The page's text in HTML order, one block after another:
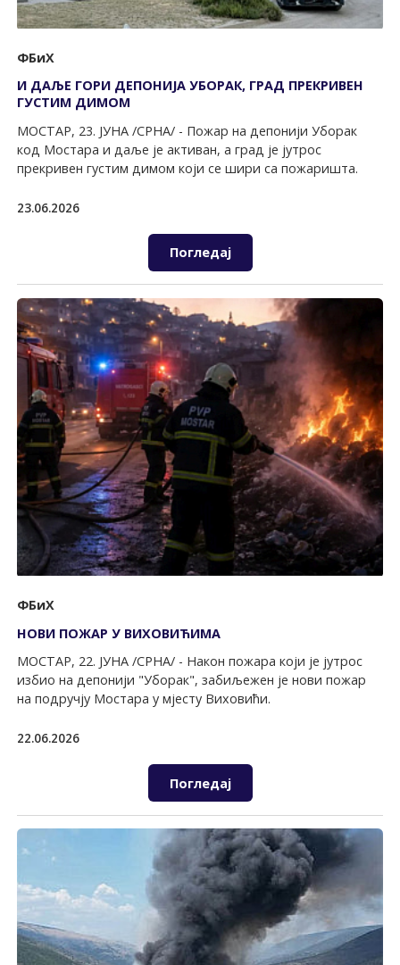
ФБиХ
И ДАЉЕ ГОРИ ДЕПОНИЈА УБОРАК, ГРАД ПРЕКРИВЕН
ГУСТИМ ДИМОМ
МОСТАР, 23. ЈУНА /СРНА/ - Пожар на депонији Уборак
код Мостара и даље је активан, а град је јутрос
прекривен густим димом који се шири са пожаришта.
23.06.2026
Погледај
ФБиХ
НОВИ ПОЖАР У ВИХОВИЋИМА
МОСТАР, 22. ЈУНА /СРНА/ - Након пожара који је јутрос
избио на депонији "Уборак", забиљежен је нови пожар
на подручју Мостара у мјесту Виховићи.
22.06.2026
Погледај